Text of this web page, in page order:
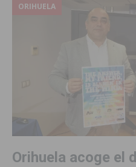
ORIHUELA
Orihuela acoge el